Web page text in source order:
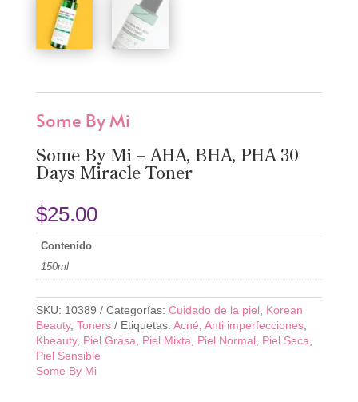
Some By Mi
Some By Mi – AHA, BHA, PHA 30
Days Miracle Toner
$25.00
Contenido
150ml
SKU: 10389 Categorías: Cuidado de la piel, Korean
Beauty, Toners Etiquetas: Acné Anti imperfecciones,
Kbeauty, Piel Grasa Piel Mixta Piel Normal, Piel Seca
Piel Sensible
Some By Mi